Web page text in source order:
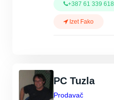
+387 61 339 618
Izet Fako
PC Tuzla
Prodavač